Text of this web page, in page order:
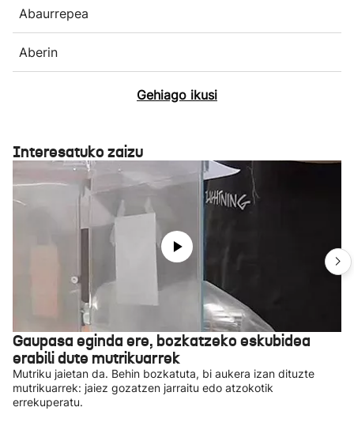
Abaurrepea
Aberin
Gehiago ikusi
Interesatuko zaizu
Gaupasa eginda ere, bozkatzeko eskubidea
erabili dute mutrikuarrek
Mutriku jaietan da. Behin bozkatuta, bi aukera izan dituzte
mutrikuarrek: jaiez gozatzen jarraitu edo atzokotik
errekuperatu.